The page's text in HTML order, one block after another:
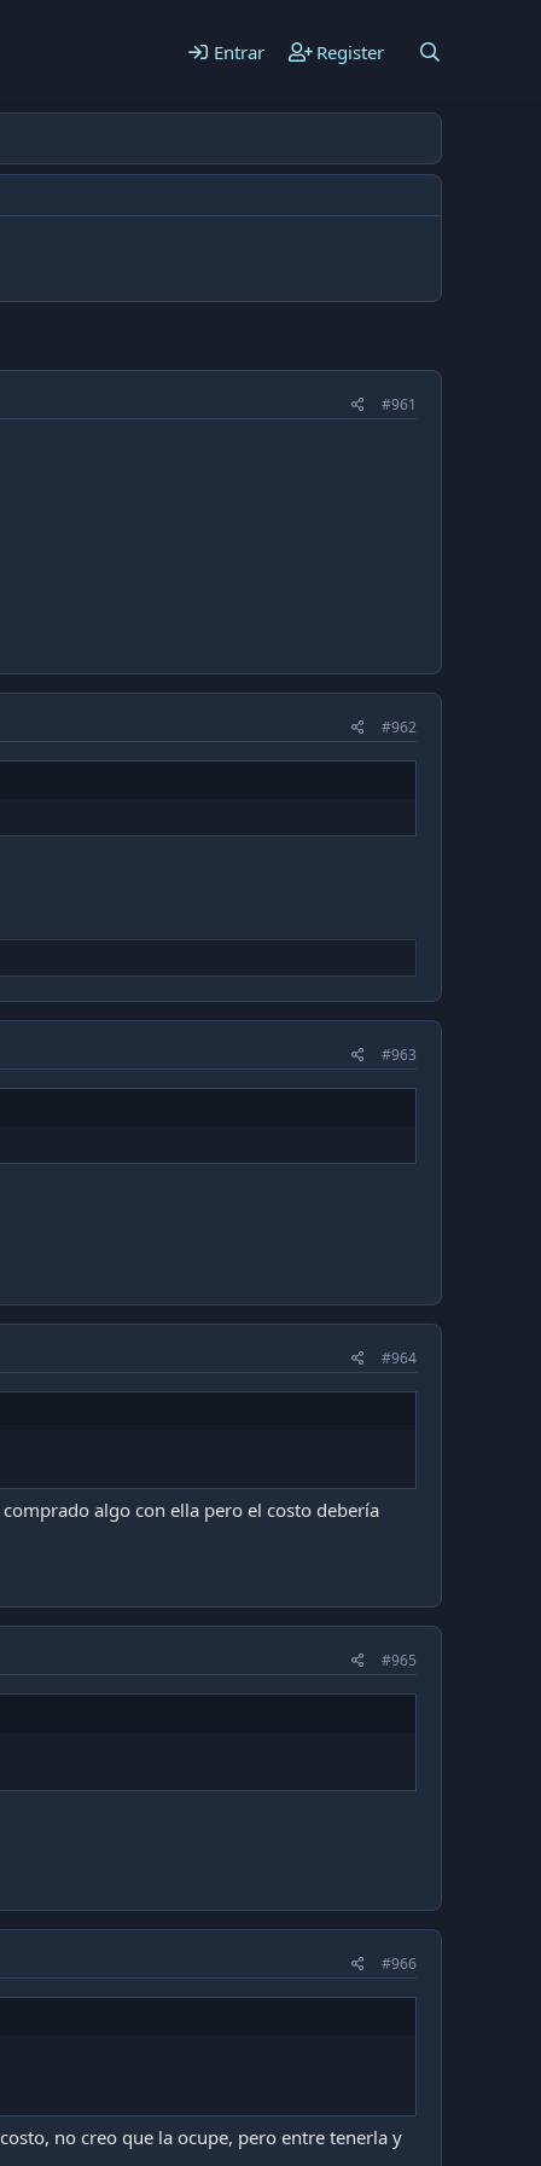
Entrar Register
#961
#962
#963
#964
algo con ella pero el costo debería
#965
#966
no creo que la ocupe, pero entre tenerla y